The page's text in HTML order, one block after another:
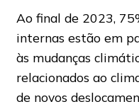
Ao final de 2023,
internas estão em
às mudanças
relacionados ao
de novos